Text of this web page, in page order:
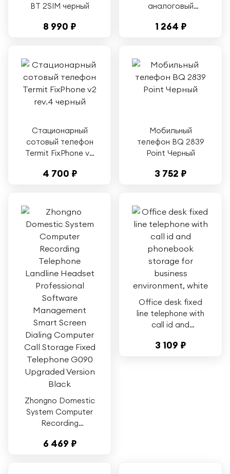
BT 2SIM черный
8 990 ₽
аналоговый
1 264 ₽
Стационарный
сотовый телефон
Termit FixPhone v2
4 700 ₽
Мобильный
телефон BQ 2839
Point Черный
3 752 ₽
Zhongno Domestic
System Computer
Recording
Headset
6 469 ₽
Office desk fixed
line telephone with
call id and
for business
3 109 ₽